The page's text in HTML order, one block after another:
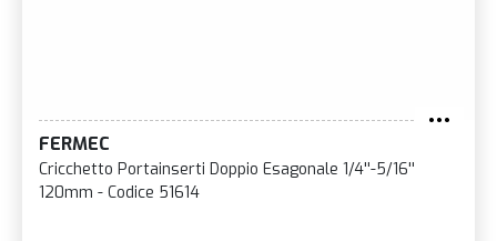
FERMEC
Cricchetto Portainserti Doppio Esagonale 1/4''-5/16''
120mm - Codice 51614